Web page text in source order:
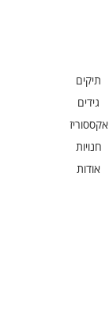
תיקים
גידים
אקססוריז
חנויות
אודות